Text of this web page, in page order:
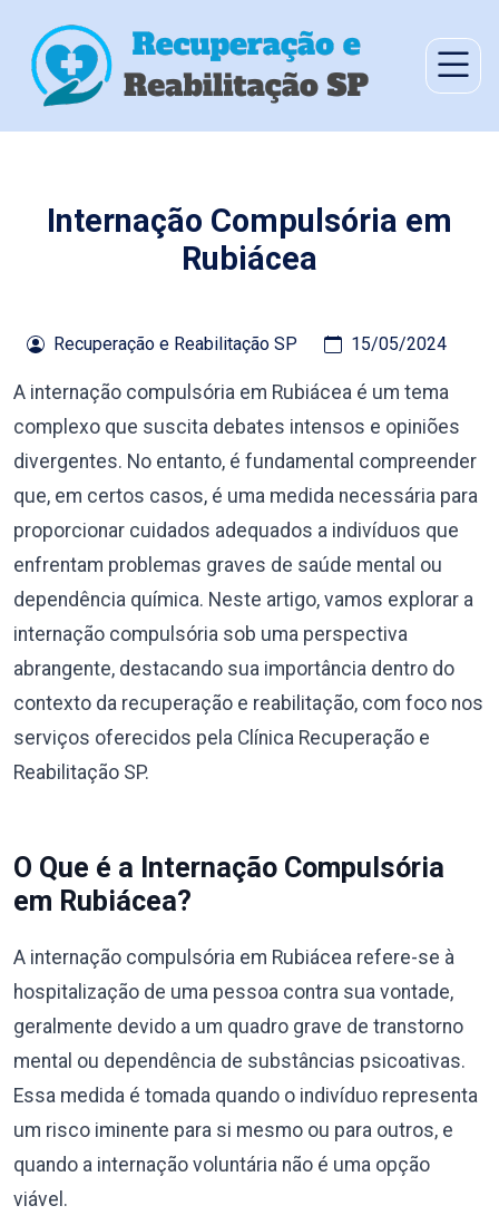
Internação Compulsória em
Rubiácea
Recuperação e Reabilitação SP 15/05/2024
A internação compulsória em Rubiácea é um tema
complexo que suscita debates intensos e opiniões
divergentes. No entanto, é fundamental compreender
que, em certos casos, é uma medida necessária para
proporcionar cuidados adequados a indivíduos que
enfrentam problemas graves de saúde mental ou
dependência química. Neste artigo, vamos explorar a
internação compulsória sob uma perspectiva
abrangente, destacando sua importância dentro do
contexto da recuperação e reabilitação, com foco nos
serviços oferecidos pela Clínica Recuperação e
Reabilitação SP.
O Que é a Internação Compulsória
em Rubiácea?
A internação compulsória em Rubiácea refere-se à
hospitalização de uma pessoa contra sua vontade,
geralmente devido a um quadro grave de transtorno
mental ou dependência de substâncias psicoativas.
Essa medida é tomada quando o indivíduo representa
um risco iminente para si mesmo ou para outros, e
quando a internação voluntária não é uma opção
viável.